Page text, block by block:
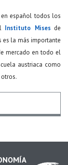
español todos los
Instituto Misesde
es la más importante
mercado en todo el
austriaca como
otros.